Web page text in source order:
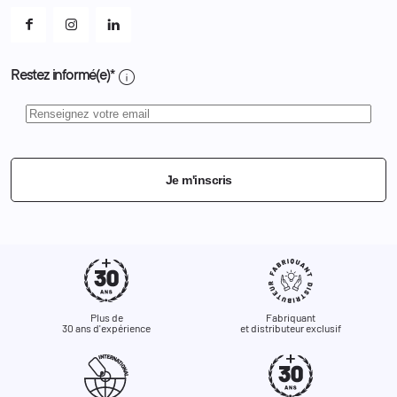
Restez informé(e)* info
Je m'inscris
Plus de
30 ans d'expérience
Fabriquant
et distributeur exclusif